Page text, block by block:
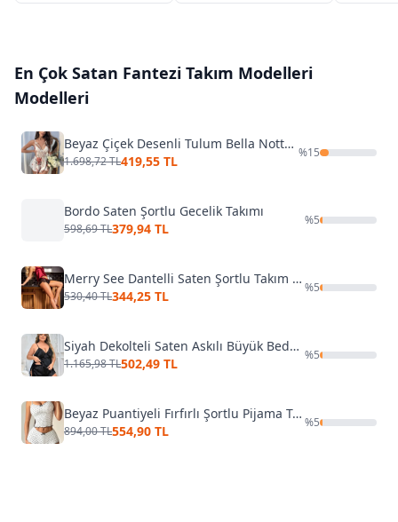
En Çok Satan Fantezi Takım Modelleri
Modelleri
Beyaz Çiçek Desenli Tulum Bella Notte15099
1.698,72 TL419,55 TL
%15
Bordo Saten Şortlu Gecelik Takımı
598,69 TL379,94 TL
%5
Merry See Dantelli Saten Şortlu Takım Kırmızı
530,40 TL344,25 TL
%5
Siyah Dekolteli Saten Askılı Büyük Beden Şort Takım Real Passione 10002
1.165,98 TL502,49 TL
%5
Beyaz Puantiyeli Fırfırlı Şortlu Pijama Takımı - Siyah Fiyonk Detaylı Beleng 2317
894,00 TL554,90 TL
%5